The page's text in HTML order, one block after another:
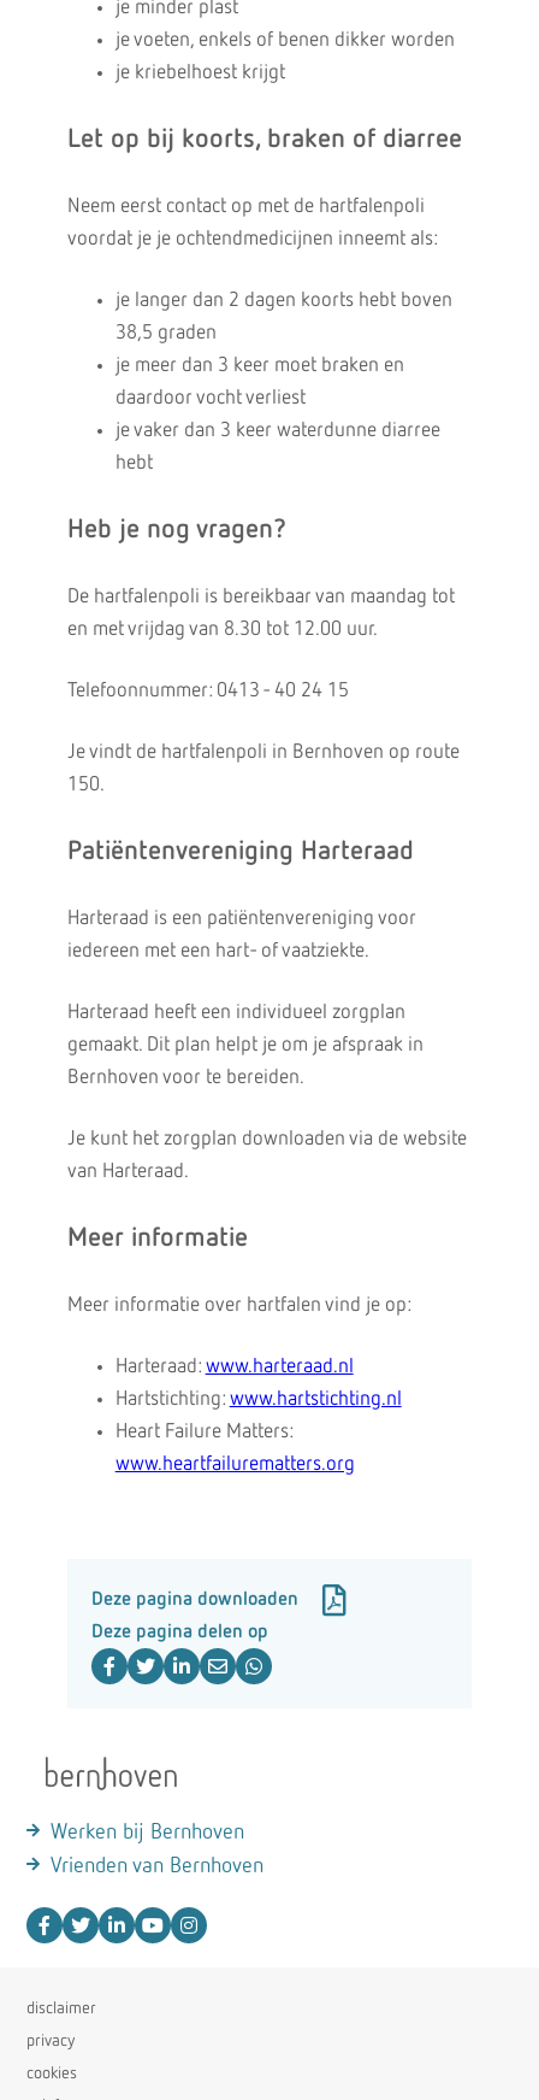
je minder plast
je voeten, enkels of benen dikker worden
je kriebelhoest krijgt
Let op bij koorts, braken of diarree
Neem eerst contact op met de hartfalenpoli
voordat je je ochtendmedicijnen inneemt als:
je langer dan 2 dagen koorts hebt boven
38,5 graden
je meer dan 3 keer moet braken en
daardoor vocht verliest
je vaker dan 3 keer waterdunne diarree
hebt
Heb je nog vragen?
De hartfalenpoli is bereikbaar van maandag tot
en met vrijdag van 8.30 tot 12.00 uur.
Telefoonnummer: 0413 - 40 24 15
Je vindt de hartfalenpoli in Bernhoven op route
150.
Patiëntenvereniging Harteraad
Harteraad is een patiëntenvereniging voor
iedereen met een hart- of vaatziekte.
Harteraad heeft een individueel zorgplan
gemaakt. Dit plan helpt je om je afspraak in
Bernhoven voor te bereiden.
Je kunt het zorgplan downloaden via de website
van Harteraad.
Meer informatie
Meer informatie over hartfalen vind je op:
Harteraad: www.harteraad.nl
Hartstichting: www.hartstichting.nl
Heart Failure Matters:
www.heartfailurematters.org
Deze pagina downloaden
Deze pagina delen op
Werken bij Bernhoven
Vrienden van Bernhoven
disclaimer
privacy
cookies